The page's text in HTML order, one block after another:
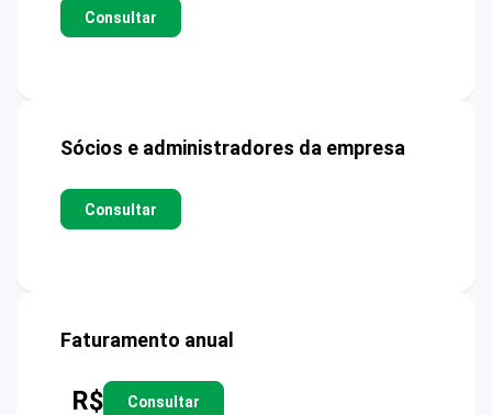
Consultar
Sócios e administradores da empresa
Consultar
Faturamento anual
R$ Consultar